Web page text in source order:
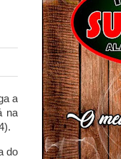
a
na
do